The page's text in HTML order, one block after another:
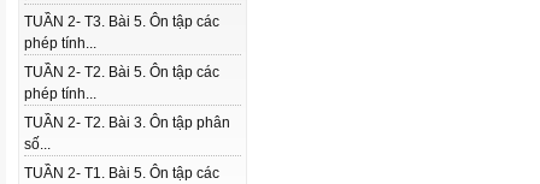
TUẦN 2- T3. Bài 5. Ôn tập các
phép tính...
TUẦN 2- T2. Bài 5. Ôn tập các
phép tính...
TUẦN 2- T2. Bài 3. Ôn tập phân
số...
TUẦN 2- T1. Bài 5. Ôn tập các